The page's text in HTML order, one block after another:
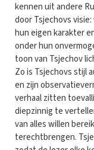
kennen uit andere
door Tsjechovs
hun eigen karakter
onder hun
toon van Tsjechov
Zo is Tsjechovs stijl
en zijn
verhaal zitten
diepzinnig te
van alles willen
terechtbrengen.